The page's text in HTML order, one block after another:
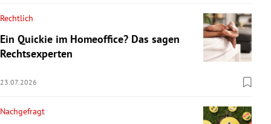
Rechtlich
Ein Quickie im Homeoffice? Das sagen
Rechtsexperten
23.07.2026
Nachgefragt